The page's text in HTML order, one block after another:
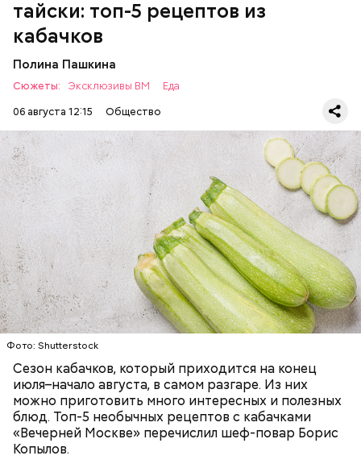
тайски: топ-5 рецептов из
кабачков
Полина Пашкина
Сюжеты: Эксклюзивы ВМ
Еда
06 августа 12:15
Общество
Фото: Shutterstock
Сезон кабачков, который приходится на конец
июля–начало августа, в самом разгаре. Из них
можно приготовить много интересных и полезных
блюд. Топ-5 необычных рецептов с кабачками
«Вечерней Москве» перечислил шеф-повар Борис
Копылов.
Ингредиенты:
ЕДА ОВОЩИ РЕЦЕПТЫ
Вред дыни
Фото: Shutterstock
есть с осторожностью людям: